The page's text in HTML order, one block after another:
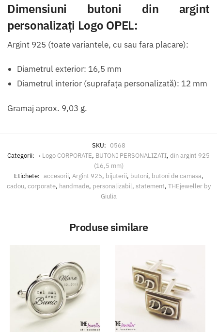
Dimensiuni butoni din argint
personalizaţi Logo OPEL:
Argint 925 (toate variantele, cu sau fara placare):
Diametrul exterior: 16,5 mm
Diametrul interior (suprafaţa personalizată): 12 mm
Gramaj aprox. 9,03 g.
SKU: 0568
Categorii: • Logo CORPORATE, BUTONI PERSONALIZATI, din argint 925
(16,5 mm)
Etichete: accesorii, Argint 925, bijuterii, butoni, butoni de camasa,
cadou, corporate, handmade, personalizabil, statement, THEjeweller by
Giulia
Produse similare